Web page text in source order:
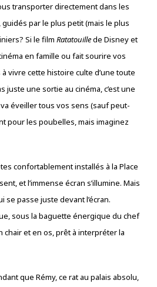
transporter directement dans les
par le plus petit (mais le plus
Si le filmRatatouillede Disney et
en famille ou fait sourire vos
vivre cette histoire culte d’une toute
juste une sortie au cinéma, c’est une
éveiller tous vos sens (sauf peut-
pour les poubelles, mais imaginez
confortablement installés à la Place
et l’immense écran s’illumine. Mais
se passe juste devant l’écran.
sous la baguette énergique du chef
chair et en os, prêt à interpréter la
que Rémy, ce rat au palais absolu,